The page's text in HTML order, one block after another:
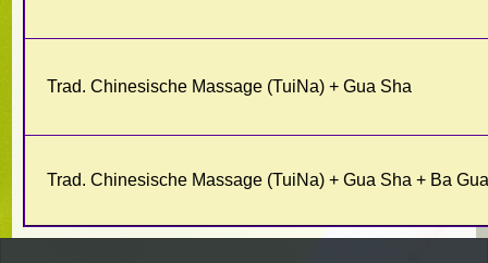
Trad. Chinesische Massage (TuiNa) +Gua Sha
Trad. Chinesische Massage (TuiNa) +Gua Sha + Ba